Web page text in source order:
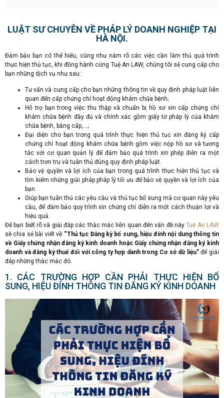
LUẬT SƯ CHUYÊN VỀ PHÁP LÝ DOANH NGHIỆP TẠI
HÀ NỘI.
Đảm bảo bạn có thể hiểu, cũng như nắm rõ các việc cần làm thủ quá trình
thực hiện thủ tục, khi đồng hành cùng Tuệ An LAW, chúng tôi sẽ cung cấp cho
bạn những dịch vụ như sau:
Tư vấn và cung cấp cho bạn những thông tin về quy định pháp luật liên
quan đến cấp chứng chỉ hoạt động khám chữa bệnh;
Hỗ trợ bạn trong việc thu thập và chuẩn bị hồ sơ xin cấp chứng chỉ
khám chữa bệnh đầy đủ và chính xác gồm giấy tờ pháp lý của khám
chữa bệnh, bằng cấp,…;
Đại diện cho bạn trong quá trình thực hiện thủ tục xin đăng ký cấp
chứng chỉ hoạt động khám chữa bệnh gồm việc nộp hồ sơ và tương
tác với cơ quan quản lý để đảm bảo quá trình xin phép diễn ra một
cách trơn tru và tuân thủ đúng quy định pháp luật.
Bảo vệ quyền và lợi ích của bạn trong quá trình thực hiện thủ tục và
tìm kiếm những giải pháp pháp lý tối ưu để bảo vệ quyền và lợi ích của
bạn.
Giúp bạn tuân thủ các yêu cầu và thủ tục bổ sung mà cơ quan này yêu
cầu, để đảm bảo quy trình xin chứng chỉ diễn ra một cách thuận lợi và
hiệu quả.
Để bạn biết rõ và giải đáp các thắc mắc liên quan đến vấn đề này Tuệ An LAW
sẽ chia sẻ bài viết về “Thủ tục Đăng ký bổ sung, hiệu đính nội dung thông tin
về Giấy chứng nhận đăng ký kinh doanh hoặc Giấy chứng nhận đăng ký kinh
doanh và đăng ký thuế đối với công ty hợp danh trong Cơ sở dữ liệu”để giải
đáp những thắc mắc đó.
1. CÁC TRƯỜNG HỢP CẦN PHẢI THỰC HIỆN BỔ
SUNG, HIỆU ĐÍNH THÔNG TIN ĐĂNG KÝ KINH DOANH